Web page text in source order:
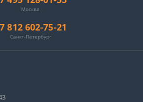
Москва
812 602-75-21
Санкт-Петербург